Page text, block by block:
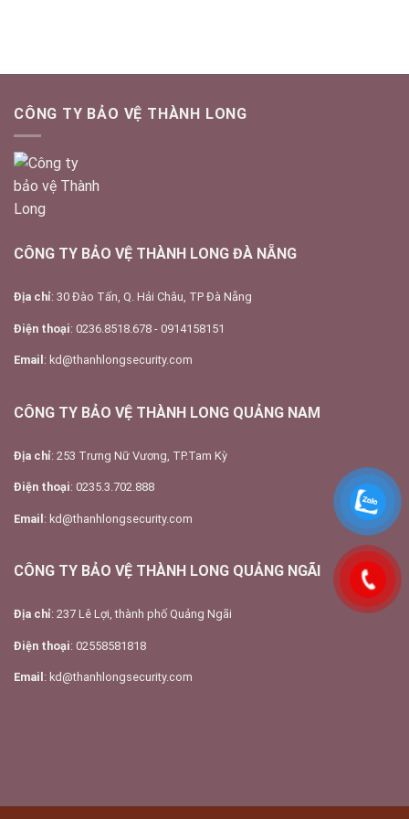
CÔNG TY BẢO VỆ THÀNH LONG
CÔNG TY BẢO VỆ THÀNH LONG ĐÀ NẴNG
Địa chỉ: 30 Đào Tấn, Q. Hải Châu, TP Đà Nẵng
Điện thoại: 0236.8518.678 - 0914158151
Email : kd@thanhlongsecurity.com
CÔNG TY BẢO VỆ THÀNH LONG QUẢNG NAM
Địa chỉ: 253 Trưng Nữ Vương, TP.Tam Kỳ
Điện thoại: 0235.3.702.888
Email : kd@thanhlongsecurity.com
CÔNG TY BẢO VỆ THÀNH LONG QUẢNG NGÃI
Địa chỉ: 237 Lê Lợi, thành phố Quảng Ngãi
Điện thoại: 02558581818
Email : kd@thanhlongsecurity.com